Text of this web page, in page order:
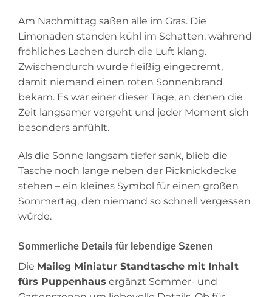
Am Nachmittag saßen alle im Gras. Die
Limonaden standen kühl im Schatten, während
fröhliches Lachen durch die Luft klang.
Zwischendurch wurde fleißig eingecremt,
damit niemand einen roten Sonnenbrand
bekam. Es war einer dieser Tage, an denen die
Zeit langsamer vergeht und jeder Moment sich
besonders anfühlt.
Als die Sonne langsam tiefer sank, blieb die
Tasche noch lange neben der Picknickdecke
stehen – ein kleines Symbol für einen großen
Sommertag, den niemand so schnell vergessen
würde.
Sommerliche Details für lebendige Szenen
Die Maileg Miniatur Standtasche mit Inhalt
fürs Puppenhaus ergänzt Sommer- und